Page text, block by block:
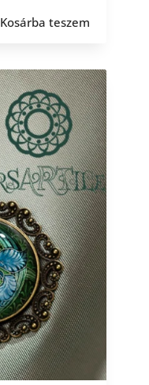
Kosárba teszem